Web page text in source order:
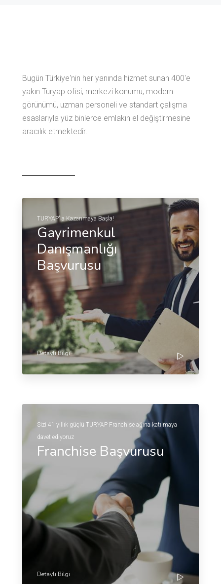
Bugün Türkiye'nin her yanında hizmet sunan 400'e
yakın Turyap ofisi, merkezi konumu, modern
görünümü, uzman personeli ve standart çalışma
esaslarıyla yüz binlerce emlakın el değiştirmesine
aracılık etmektedir.
TURYAP'la Kazanmaya Başla!
Gayrimenkul
Danışmanlığı
Başvurusu
Detaylı Bilgi
Sizi 41 yıllık güçlü TURYAP Franchise ağına katılmaya
davet ediyoruz
Franchise Başvurusu
Detaylı Bilgi